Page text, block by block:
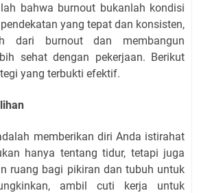
bahwa burnout bukanlah kondisi
yang tepat dan konsisten,
dari burnout dan membangun
sehat dengan pekerjaan. Berikut
yang terbukti efektif.
memberikan diri Anda istirahat
hanya tentang tidur, tetapi juga
ruang bagi pikiran dan tubuh untuk
ambil cuti kerja untuk